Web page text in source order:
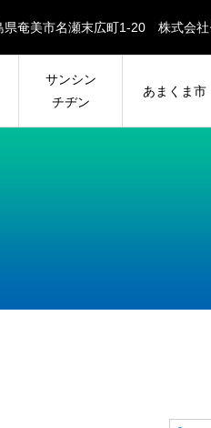
奄美市名瀬末広町1-20 株式会社
サンシン
チヂン
あまくま市